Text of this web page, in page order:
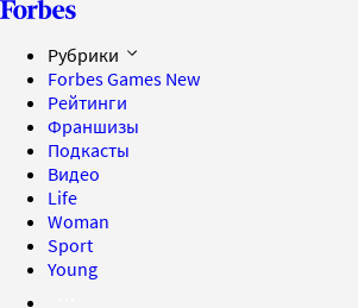
Рубрики
Forbes Games New
Рейтинги
Франшизы
Подкасты
Видео
Life
Woman
Sport
Young